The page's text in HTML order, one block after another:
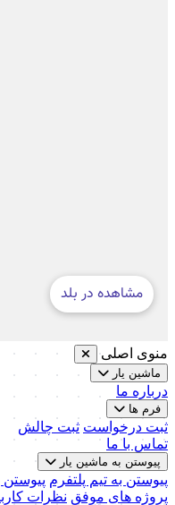
منوی اصلی
ماشین یار
درباره ما
فرم ها
ثبت درخواست ثبت چالش
تماس با ما
پیوستن به ماشین یار
پیوستن به تیم پلتفرم
پروژه های موفق نظرات